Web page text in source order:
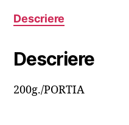
Descriere
Descriere
200g./PORTIA